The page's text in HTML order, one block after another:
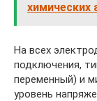
химических
На всех
подключения,
переменный) и
уровень